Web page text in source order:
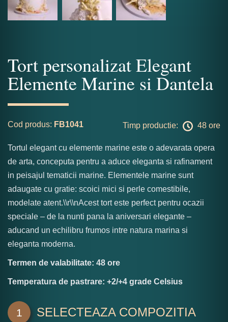
Tort personalizat Elegant
Elemente Marine si Dantela
Cod produs: FB1041 Timp productie: 48 ore
Tortul elegant cu elemente marine este o adevarata opera
de arta, conceputa pentru a aduce eleganta si rafinament
in peisajul tematicii marine. Elementele marine sunt
adaugate cu gratie: scoici mici si perle comestibile,
modelate atent.\\r\\nAcest tort este perfect pentru ocazii
speciale – de la nunti pana la aniversari elegante –
aducand un echilibru frumos intre natura marina si
eleganta moderna.
Termen de valabilitate: 48 ore
Temperatura de pastrare: +2/+4 grade Celsius
1 SELECTEAZA COMPOZITIA